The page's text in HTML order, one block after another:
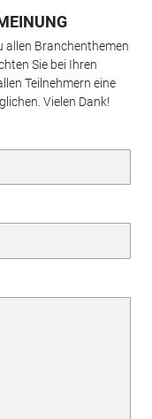
allen Branchenthemen
Sie bei Ihren
Teilnehmern eine
Vielen Dank!